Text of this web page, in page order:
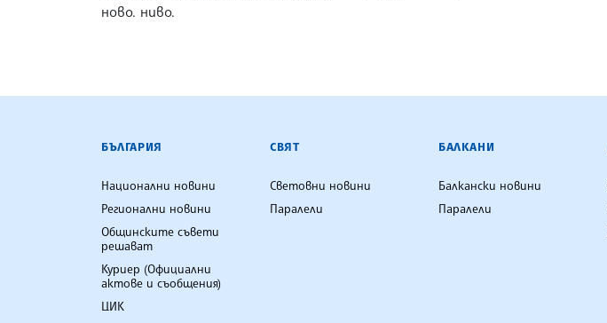
ново. ниво.
БЪЛГАРСКА ТЕЛЕГРАФНА АГЕНЦИЯ
БЪЛГАРИЯ
Национални новини
Регионални новини
Общинските съвети
решават
Куриер (Официални
актове и съобщения)
ЦИК
СВЯТ
Световни новини
Паралели
БАЛКАНИ
Балкански новини
Паралели